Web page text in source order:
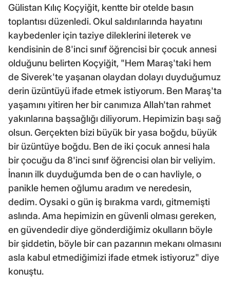
Gülistan Kılıç Koçyiğit, kentte bir otelde basın
toplantısı düzenledi. Okul saldırılarında hayatını
kaybedenler için taziye dileklerini ileterek ve
kendisinin de 8'inci sınıf öğrencisi bir çocuk annesi
olduğunu belirten Koçyiğit, "Hem Maraş'taki hem
de Siverek'te yaşanan olaydan dolayı duyduğumuz
derin üzüntüyü ifade etmek istiyorum. Ben Maraş'ta
yaşamını yitiren her bir canımıza Allah'tan rahmet
yakınlarına başsağlığı diliyorum. Hepimizin başı sağ
olsun. Gerçekten bizi büyük bir yasa boğdu, büyük
bir üzüntüye boğdu. Ben de iki çocuk annesi hala
bir çocuğu da 8'inci sınıf öğrencisi olan bir veliyim.
İnanın ilk duyduğumda ben de o can havliyle, o
panikle hemen oğlumu aradım ve neredesin,
dedim. Oysaki o gün iş bırakma vardı, gitmemişti
aslında. Ama hepimizin en güvenli olması gereken,
en güvendedir diye gönderdiğimiz okulların böyle
bir şiddetin, böyle bir can pazarının mekanı olmasını
asla kabul etmediğimizi ifade etmek istiyoruz" diye
konuştu.